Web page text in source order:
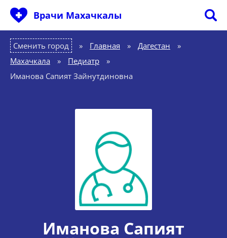
Врачи Махачкалы
Сменить город Главная » Дагестан
»
Махачкала
» Педиатр
»
Иманова Сапият Зайнутдиновна
Иманова Сапият